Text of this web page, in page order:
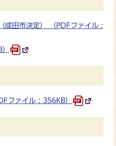
成田市決定） （PDFファイル :
ファイル : 356KB）